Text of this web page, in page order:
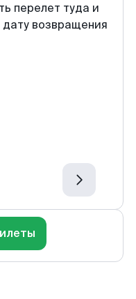
перелет туда и
возвращения